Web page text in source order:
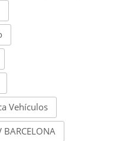
Vehículos
BARCELONA